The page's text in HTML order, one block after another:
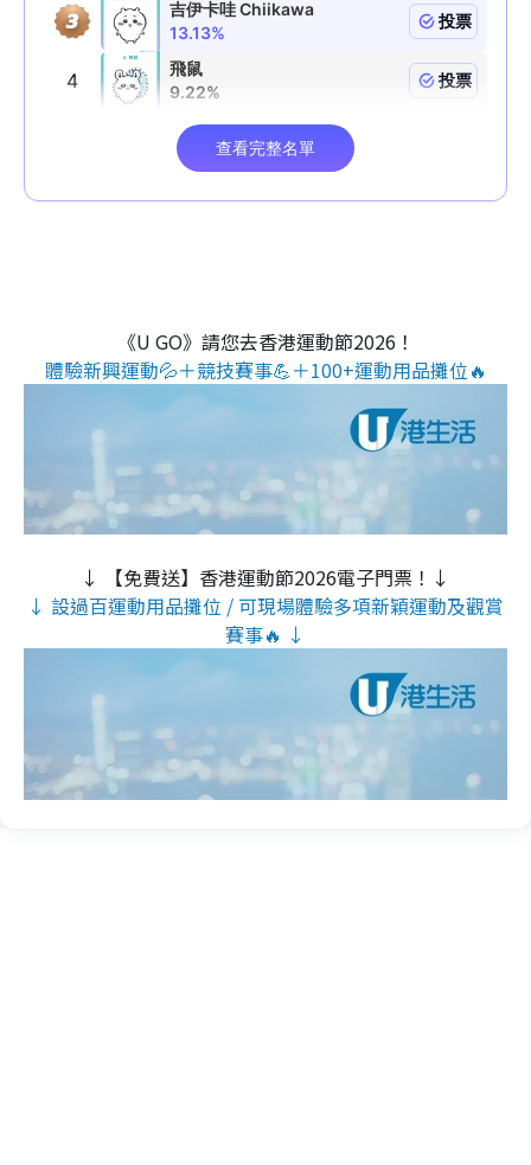
《U GO》請您去香港運動節2026！
體驗新興運動💦＋競技賽事💪＋100+運動用品攤位🔥
↓ 【免費送】香港運動節2026電子門票！↓
↓ 設過百運動用品攤位 / 可現場體驗多項新穎運動及觀賞
賽事🔥 ↓